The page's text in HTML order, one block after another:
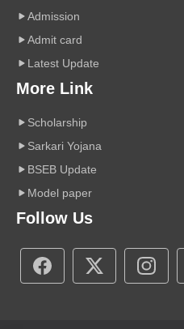
Admission
Admit card
Latest Update
More Link
Scholarship
Sarkari Yojana
BSEB Update
Model paper
Follow Us